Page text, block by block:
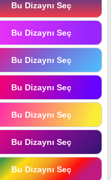
Bu Dizaynı Seç
Bu Dizaynı Seç
Bu Dizaynı Seç
Bu Dizaynı Seç
Bu Dizaynı Seç
Bu Dizaynı Seç
Bu Dizaynı Seç